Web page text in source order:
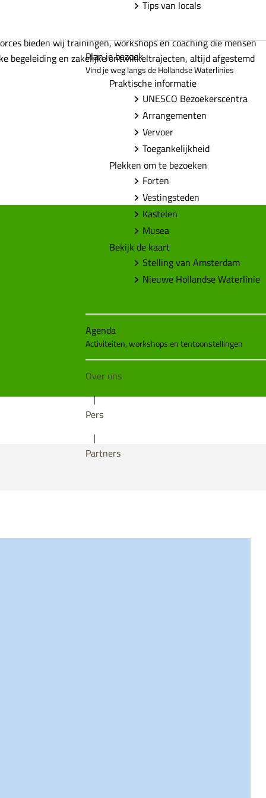
Tips van locals
Plan je bezoek
Vind je weg langs de Hollandse Waterlinies
Praktische informatie
UNESCO Bezoekerscentra
Arrangementen
Vervoer
Toegankelijkheid
Plekken om te bezoeken
Forten
Vestingsteden
Kastelen
Musea
Bekijk de kaart
Stelling van Amsterdam
Nieuwe Hollandse Waterlinie
Agenda
Activiteiten, workshops en tentoonstellingen
Over ons
|
Pers
|
Partners
bieden wij trainingen, workshops en coaching die mensen
begeleiding en zakelijke ontwikkeltrajecten, altijd afgestemd